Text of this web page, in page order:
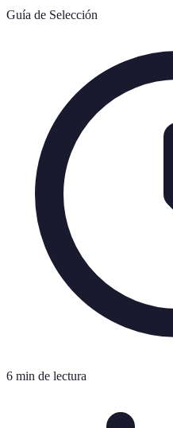
Guía de Selección
6 min de lectura